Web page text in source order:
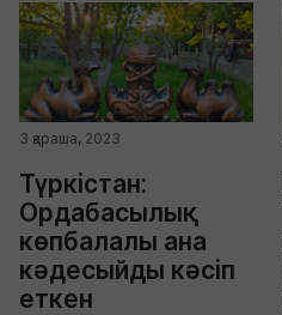
3 қараша, 2023
Түркістан:
Ордабасылық
көпбалалы ана
кәдесыйды кәсіп
еткен